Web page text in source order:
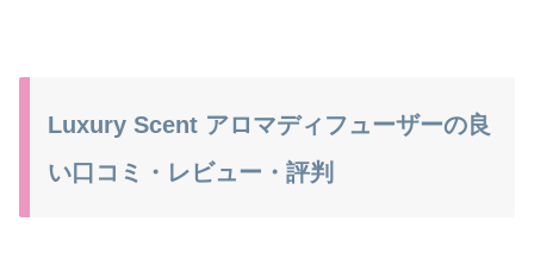
Luxury Scent アロマディフューザーの良
い口コミ・レビュー・評判